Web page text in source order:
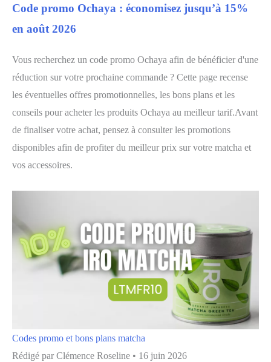
Code promo Ochaya : économisez jusqu’à 15%
en août 2026
Vous recherchez un code promo Ochaya afin de bénéficier d'une
réduction sur votre prochaine commande ? Cette page recense
les éventuelles offres promotionnelles, les bons plans et les
conseils pour acheter les produits Ochaya au meilleur tarif.Avant
de finaliser votre achat, pensez à consulter les promotions
disponibles afin de profiter du meilleur prix sur votre matcha et
vos accessoires.
Codes promo et bons plans matcha
Rédigé par Clémence Roseline • 16 juin 2026